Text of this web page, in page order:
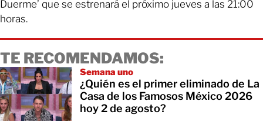
Duerme’ que se estrenará el próximo jueves a las 21:00
horas.
TE RECOMENDAMOS:
Semana uno
¿Quién es el primer eliminado de La
Casa de los Famosos México 2026
hoy 2 de agosto?